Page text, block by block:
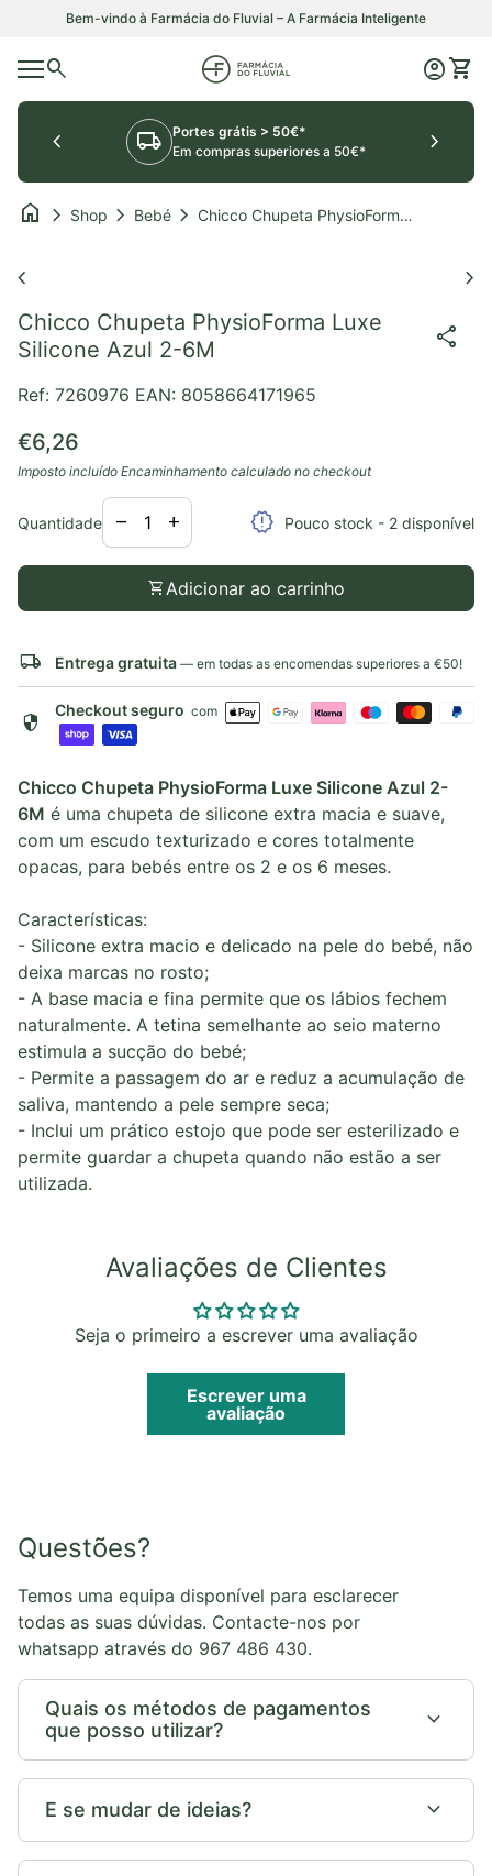
Saltar para o conteúdo
Bem-vindo à Farmácia do Fluvial – A Farmácia Inteligente
Navegação móvel
search Início Conta
account_circle Ver
shopping_cart
local_shipping
Portes grátis > 50€*
Em compras superiores a 50€*
chevron_left chevron_right
home chevron_right Shop chevron_right Bebé chevron_right Chicco Chupeta PhysioForma Luxe Silicone Azul 2-6M
chevron_left chevron_right
Chicco Chupeta PhysioForma Luxe
Silicone Azul 2-6M
share
Ref: 7260976 EAN: 8058664171965
Preço normal
€6,26
Imposto incluído Encaminhamento calculado no checkout
Quantidade
Diminuir a quantidade para
remove
Aumentar a quantidade para
add release_alert Pouco stock - 2 disponível
shopping_cartAdicionar ao carrinho
local_shipping Entrega gratuita — em todas as encomendas superiores a €50!
security Checkout seguro com
Chicco Chupeta PhysioForma Luxe Silicone Azul 2-
6M é uma chupeta de silicone extra macia e suave,
com um escudo texturizado e cores totalmente
opacas, para bebés entre os 2 e os 6 meses.
Características:
- Silicone extra macio e delicado na pele do bebé, não
deixa marcas no rosto;
- A base macia e fina permite que os lábios fechem
naturalmente. A tetina semelhante ao seio materno
estimula a sucção do bebé;
- Permite a passagem do ar e reduz a acumulação de
saliva, mantendo a pele sempre seca;
- Inclui um prático estojo que pode ser esterilizado e
permite guardar a chupeta quando não estão a ser
utilizada.
Avaliações de Clientes
Seja o primeiro a escrever uma avaliação
Escrever uma
avaliação
Questões?
Temos uma equipa disponível para esclarecer
todas as suas dúvidas. Contacte-nos por
whatsapp através do 967 486 430.
Quais os métodos de pagamentos
que posso utilizar?
expand_more
E se mudar de ideias? expand_more